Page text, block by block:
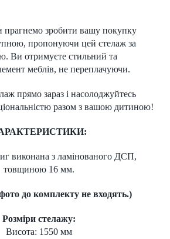
зробити вашу покупку
пропонуючи цей стелаж за
Ви отримуєте стильний та
меблів, не переплачуючи.
прямо зараз і насолоджуйтесь
разом з вашою дитиною!
виконана з ламінованого ДСП,
товщиною 16 мм.
до комплекту не входять.)
Розміри стелажу:
Висота: 1550 мм